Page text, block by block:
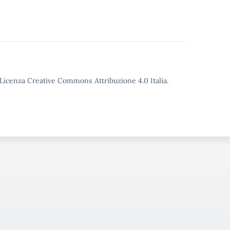
Creative Commons Attribuzione 4.0 Italia.